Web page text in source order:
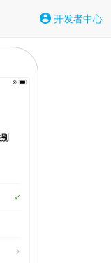
开发者中心